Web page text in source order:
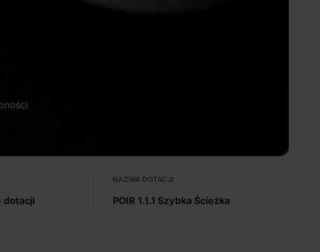
dotacji
NAZWA DOTACJI
POIR 1.1.1 Szybka Ścieżka